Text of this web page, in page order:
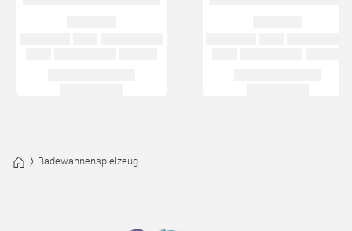
Badewannenspielzeug